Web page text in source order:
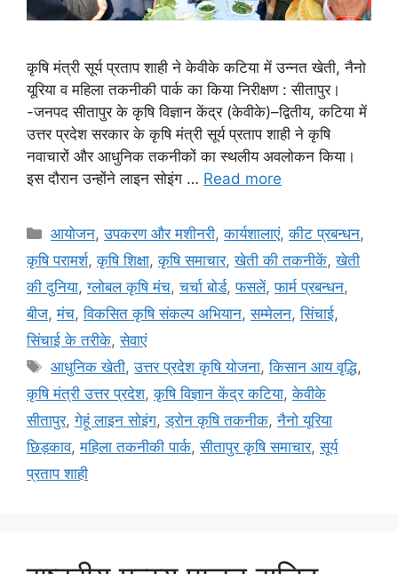
कृषि मंत्री सूर्य प्रताप शाही ने केवीके कटिया में उन्नत खेती, नैनो
यूरिया व महिला तकनीकी पार्क का किया निरीक्षण : सीतापुर।
-जनपद सीतापुर के कृषि विज्ञान केंद्र (केवीके)–द्वितीय, कटिया में
उत्तर प्रदेश सरकार के कृषि मंत्री सूर्य प्रताप शाही ने कृषि
नवाचारों और आधुनिक तकनीकों का स्थलीय अवलोकन किया।
इस दौरान उन्होंने लाइन सोइंग … Read more
आयोजन,उपकरण और मशीनरी,कार्यशालाएं,कीट प्रबन्धन,
कृषि परामर्श,कृषि शिक्षा,कृषि समाचार,खेती की तकनीकें,खेती
की दुनिया,ग्लोबल कृषि मंच,चर्चा बोर्ड,फसलें,फार्म प्रबन्धन,
बीज,मंच,विकसित कृषि संकल्प अभियान,सम्मेलन,सिंचाई,
सिंचाई के तरीके,सेवाएं
आधुनिक खेती,उत्तर प्रदेश कृषि योजना,किसान आय वृद्धि,
कृषि मंत्री उत्तर प्रदेश,कृषि विज्ञान केंद्र कटिया,केवीके
सीतापुर,गेहूं लाइन सोइंग,ड्रोन कृषि तकनीक,नैनो यूरिया
छिड़काव,महिला तकनीकी पार्क,सीतापुर कृषि समाचार,सूर्य
प्रताप शाही